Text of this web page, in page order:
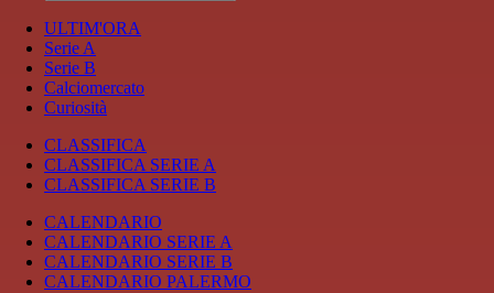
ULTIM'ORA
Serie A
Serie B
Calciomercato
Curiosità
CLASSIFICA
CLASSIFICA SERIE A
CLASSIFICA SERIE B
CALENDARIO
CALENDARIO SERIE A
CALENDARIO SERIE B
CALENDARIO PALERMO